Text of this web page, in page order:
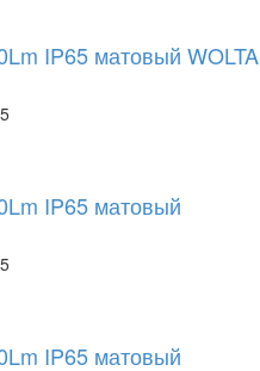
IP65 матовый WOLTA
IP65 матовый
IP65 матовый